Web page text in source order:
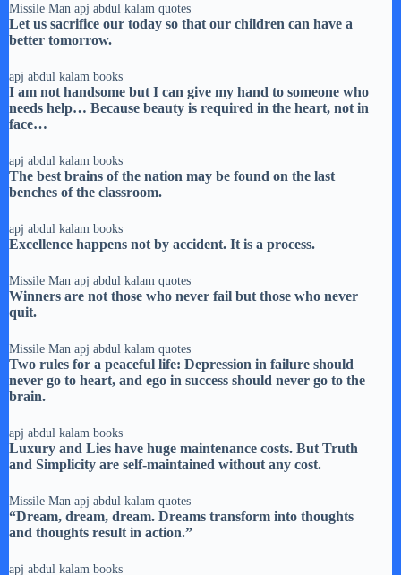
Missile Man apj abdul kalam quotes
Let us sacrifice our today so that our children can have a
better tomorrow.
apj abdul kalam books
I am not handsome but I can give my hand to someone who
needs help… Because beauty is required in the heart, not in
face…
apj abdul kalam books
The best brains of the nation may be found on the last
benches of the classroom.
apj abdul kalam books
Excellence happens not by accident. It is a process.
Missile Man apj abdul kalam quotes
Winners are not those who never fail but those who never
quit.
Missile Man apj abdul kalam quotes
Two rules for a peaceful life: Depression in failure should
never go to heart, and ego in success should never go to the
brain.
apj abdul kalam books
Luxury and Lies have huge maintenance costs. But Truth
and Simplicity are self-maintained without any cost.
Missile Man apj abdul kalam quotes
“Dream, dream, dream. Dreams transform into thoughts
and thoughts result in action.”
apj abdul kalam books